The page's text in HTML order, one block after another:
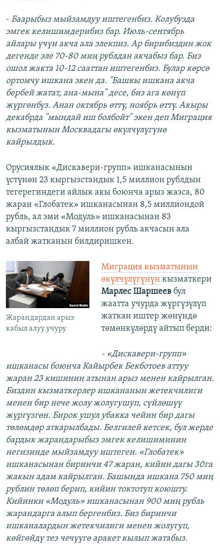
- Баарыбыз мыйзамдуу иштегенбиз. Колубузда
эмгек келишимдерибиз бар. Июль-сентябрь
айлары үчүн акча ала элекпиз. Ар бирибиздин жок
дегенде эле 70-80 миң рублдан акчабыз бар. Биз
ошол жакта 10-12 сааттан иштегенбиз. Булар көрсө
ортомчу ишкана экен да. "Башкы ишкана акча
бербей жатат, ана-мына" десе, биз ага көнүп
жүргөнбүз. Анан октябрь өттү, ноябрь өттү. Акыры
декабрда "мындай иш болбойт" экен деп Миграция
кызматынын Москвадагы өкүлчүлүгүнө
кайрылдык.
Орусиялык «Дискавери-групп» ишканасынын
үстүнөн 23 кыргызстандык 1,5 миллион рублдын
тегерегиндеги айлык акы боюнча арыз жазса, 80
жаран «Глобатек» ишканасынан 8,5 миллиондой
рубль, ал эми «Модуль» ишканасынан 83
кыргызстандык 7 миллион рубль акчасын ала
албай жатканын билдиришкен.
Жарандардан арыз
кабыл алуу учуру
Миграция кызматынын
өкүлчүлүгүнүнкызматкери
Марлес Шаршеевбул
жаатта учурда жүргүзүлүп
жаткан иштер жөнүндө
төмөнкүлөрдү айтып берди:
- «Дискавери-групп»
ишканасы боюнча Кайырбек Бекботоев аттуу
жаран 23 кишинин атынан арыз менен кайрылган.
Биздин кызматкерлер ишкананын жетекчилиги
менен бир нече жолу жолугушуп, сүйлөшүү
жүргүзгөн. Бирок ушул убакка чейин бир дагы
төлөмдөр аткарылбады. Белгилей кетсек, бул жерде
бардык жарандарыбыз эмгек келишиминин
негизинде мыйзамдуу иштеген. «Глобатек»
ишканасынан биринчи 47 жаран, кийин дагы 30га
жакын адам кайрылган. Башында ишкана 750 миң
рублин төлөп берип, кийин токтотуп коюшту.
Кийинки «Модуль» ишканасынан 900 миң рубль
жарандарга алып бергенбиз. Биз биринчи
ишканалардын жетекчилиги менен жолугуп,
көйгөйдү тез чечүүгө аракет кылып жатабыз.